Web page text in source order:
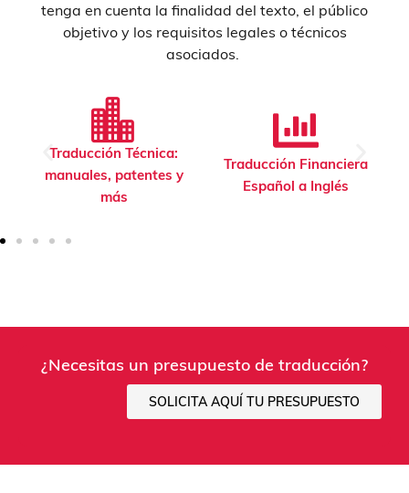
tenga en cuenta la finalidad del texto, el público
objetivo y los requisitos legales o técnicos
asociados.
Traducción Técnica:
manuales, patentes y
más
Traducción Financiera
Español a Inglés
¿Necesitas un presupuesto de traducción?
SOLICITA AQUÍ TU PRESUPUESTO